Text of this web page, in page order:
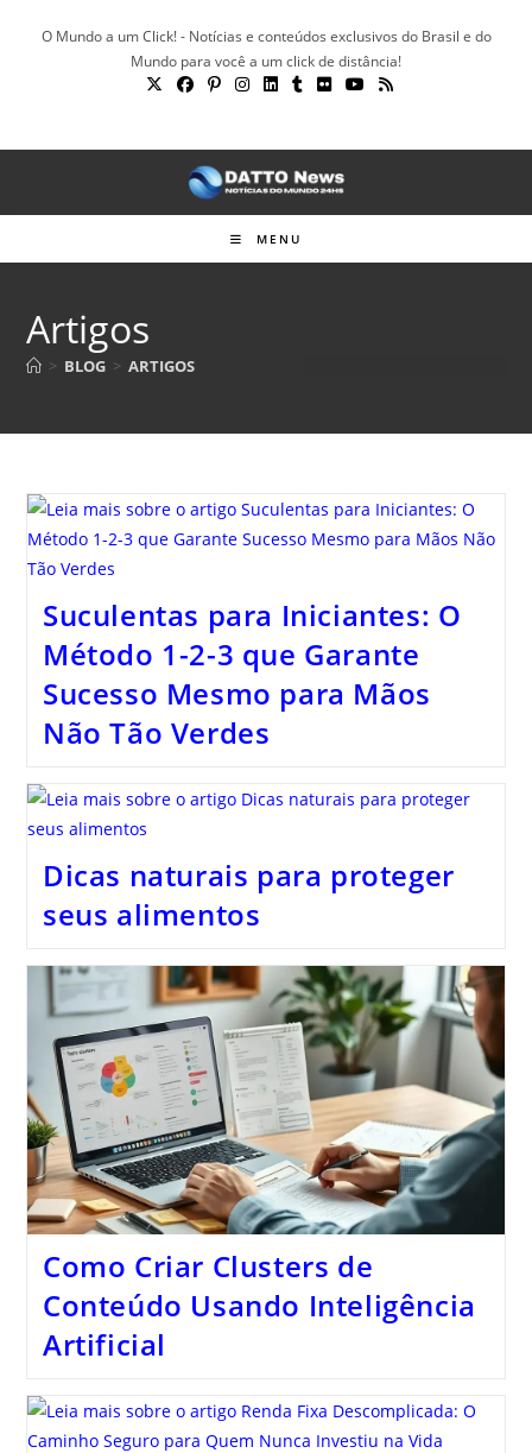
O Mundo a um Click! - Notícias e conteúdos exclusivos do Brasil e do
Mundo para você a um click de distância!
MENU
Artigos
> BLOG > ARTIGOS
Suculentas para Iniciantes: O
Método 1-2-3 que Garante
Sucesso Mesmo para Mãos
Não Tão Verdes
Dicas naturais para proteger
seus alimentos
Como Criar Clusters de
Conteúdo Usando Inteligência
Artificial